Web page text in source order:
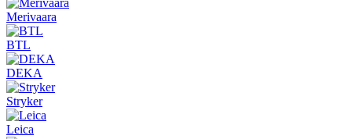
Merivaara
BTL
DEKA
Stryker
Leica